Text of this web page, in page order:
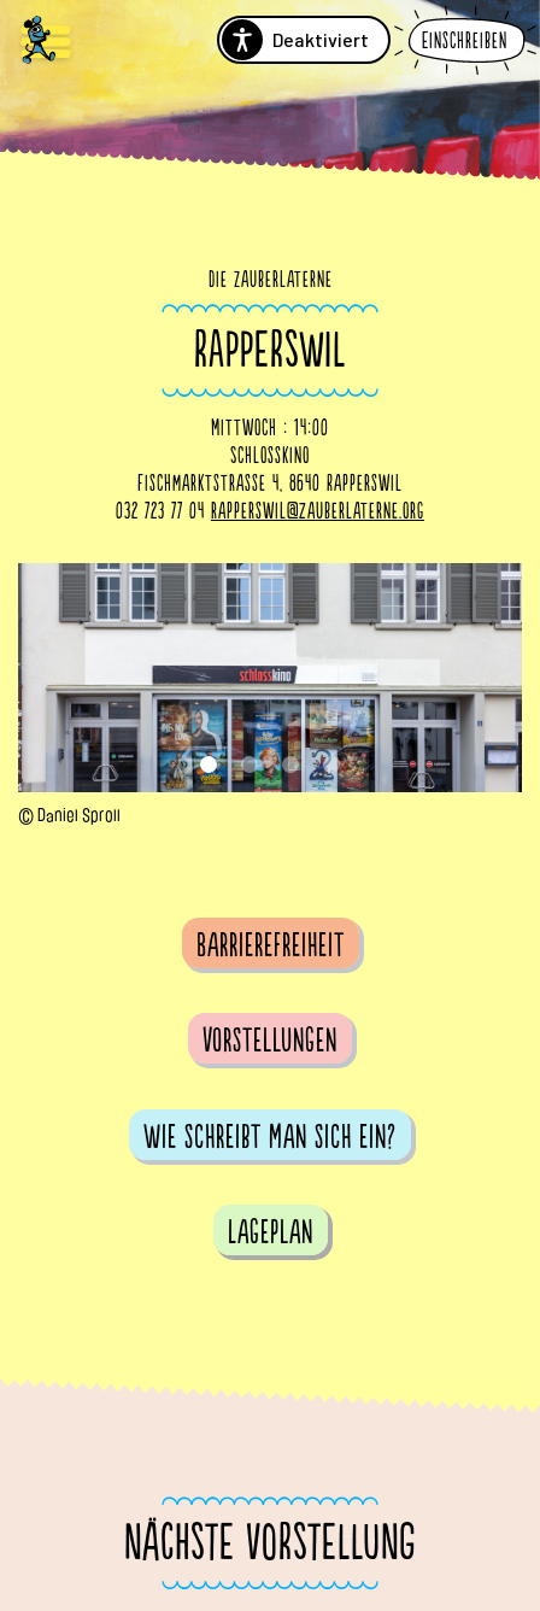
Deaktiviert Einschreiben
Die Zauberlaterne
RAPPERSWIL
Mittwoch : 14:00
Schlosskino
Fischmarktstrasse 4, 8640 Rapperswil
032 723 77 04 rapperswil@zauberlaterne.org
© Daniel Sproll
Barrierefreiheit
Vorstellungen
Wie schreibt man sich ein?
Lageplan
NÄCHSTE VORSTELLUNG